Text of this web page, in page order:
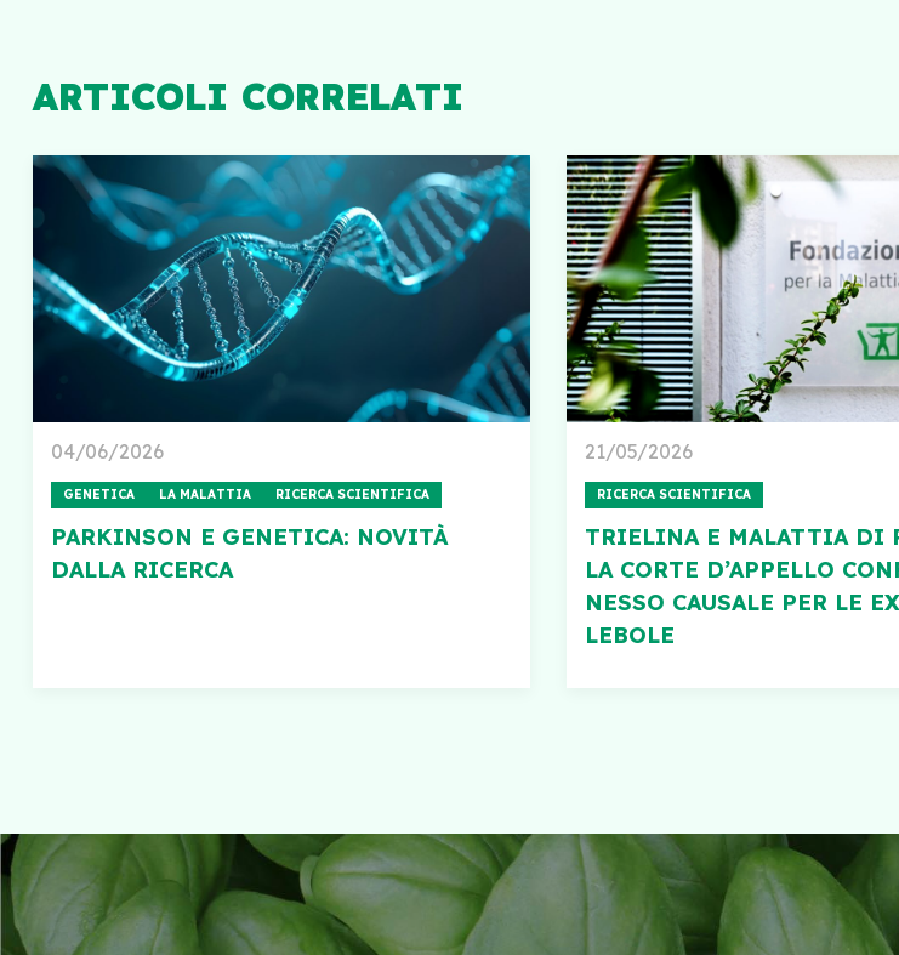
ARTICOLI CORRELATI
04/06/2026
GENETICA LA MALATTIA RICERCA SCIENTIFICA
PARKINSON E GENETICA: NOVITÀ
DALLA RICERCA
21/05/2026
RICERCA SCIENTIFICA
TRIELINA E MALATTIA DI
LA CORTE D’APPELLO
NESSO CAUSALE PER LE
LEBOLE